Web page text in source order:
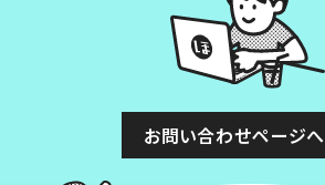
お問い合わせページへ